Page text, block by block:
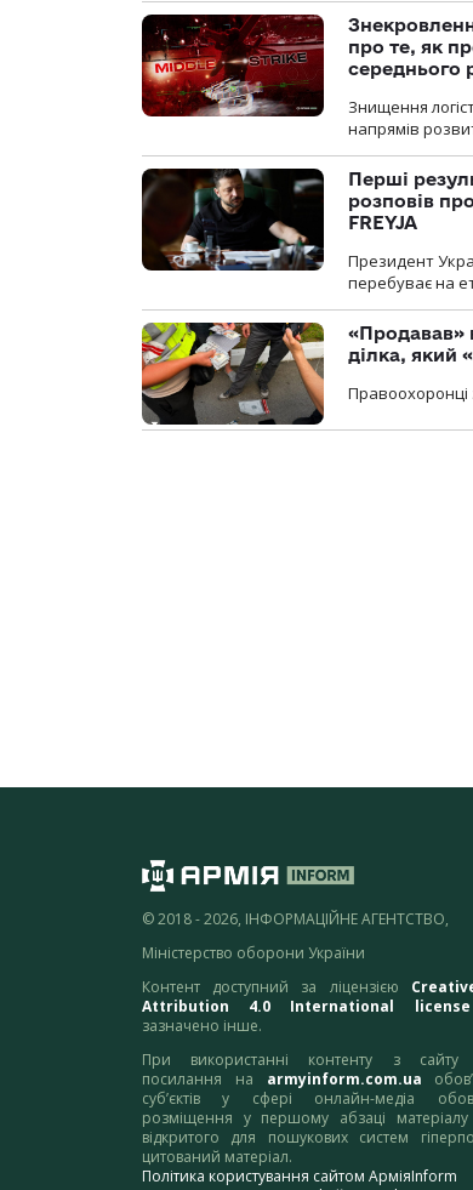
про те, як
середнього
Знищення
напрямів
Перші
розповів
FREYJA
Президент
перебуває на
«Продавав»
ділка, який
© 2018 - 2026, ІНФОРМАЦІЙНЕ АГЕНТСТВО,
Міністерство оборони України
Контент доступний за ліцензією
Attribution 4.0 International license
зазначено інше.
При використанні контенту з сайту
посилання на armyinform.com.ua
суб’єктів у сфері онлайн-медіа
розміщення у першому абзаці
відкритого для пошукових систем
цитований матеріал.
Політика користування сайтом АрміяInform